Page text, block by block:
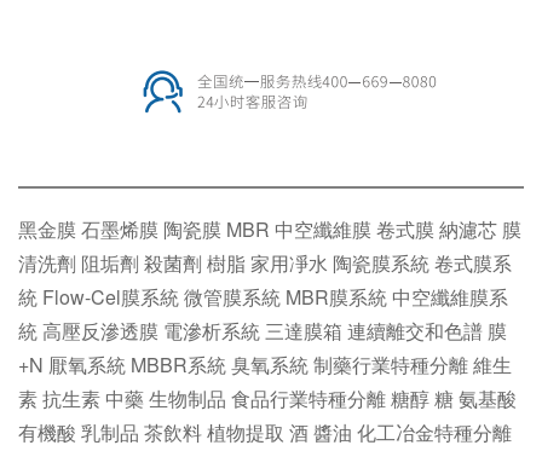
黑金膜 石墨烯膜 陶瓷膜 MBR 中空纖維膜 卷式膜 納濾芯 膜
清洗劑 阻垢劑 殺菌劑 樹脂 家用凈水 陶瓷膜系統卷式膜系
統 Flow-Cel膜系統微管膜系統 MBR膜系統 中空纖維膜系
統高壓反滲透膜 電滲析系統三達膜箱 連續離交和色譜 膜
+N 厭氧系統 MBBR系統臭氧系統制藥行業特種分離維生
素抗生素 中藥生物制品 食品行業特種分離糖醇糖氨基酸
有機酸 乳制品 茶飲料植物提取 酒醬油 化工冶金特種分離